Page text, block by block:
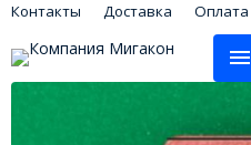
Контакты Доставка Оплата